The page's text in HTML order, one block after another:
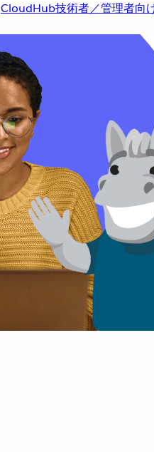
CloudHub技術者／管理者向